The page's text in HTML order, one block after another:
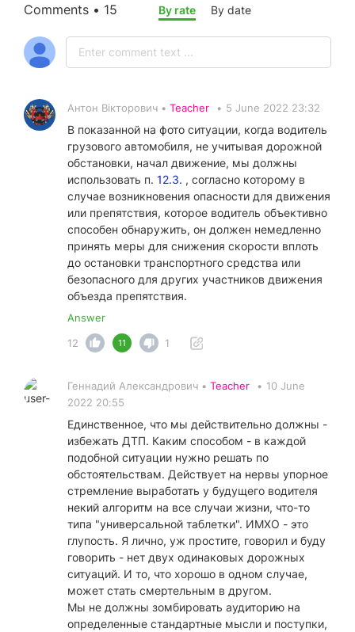
Comments • 15 By rate By date
Антон Вікторович • Teacher • 5 June 2022 23:32
В показанной на фото ситуации, когда водитель
грузового автомобиля, не учитывая дорожной
обстановки, начал движение, мы должны
использовать п. 12.3. , согласно которому в
случае возникновения опасности для движения
или препятствия, которое водитель объективно
способен обнаружить, он должен немедленно
принять меры для снижения скорости вплоть
до остановки транспортного средства или
безопасного для других участников движения
объезда препятствия.
Answer
12
11 1
Геннадий Александрович • Teacher • 10 June
2022 20:55
Единственное, что мы действительно должны -
избежать ДТП. Каким способом - в каждой
подобной ситуации нужно решать по
обстоятельствам. Действует на нервы упорное
стремление выработать у будущего водителя
некий алгоритм на все случаи жизни, что-то
типа "универсальной таблетки". ИМХО - это
глупость. Я лично, уж простите, говорил и буду
говорить - нет двух одинаковых дорожных
ситуаций. И то, что хорошо в одном случае,
может стать смертельным в другом.
Мы не должны зомбировать аудиторию на
определенные стандартные мысли и поступки,